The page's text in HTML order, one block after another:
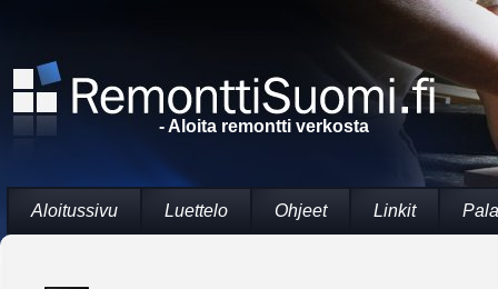
- Aloita remontti verkosta
Aloitussivu Luettelo Ohjeet Linkit